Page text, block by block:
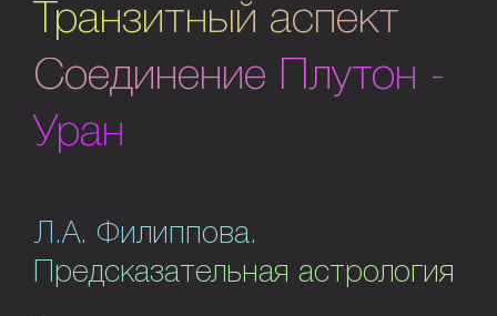
Транзитный аспект
Соединение Плутон -
Уран
Л.А. Филиппова.
Предсказательная астрология